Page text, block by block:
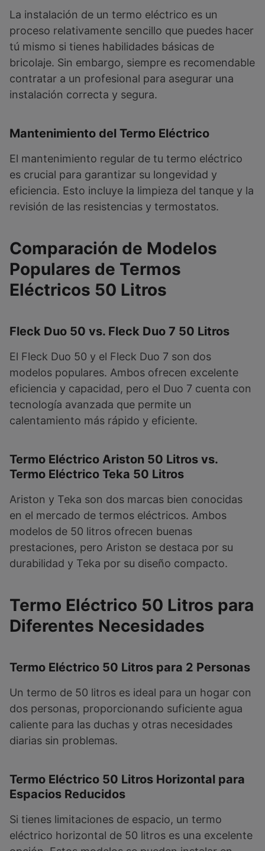
La instalación de un termo eléctrico es un
proceso relativamente sencillo que puedes hacer
tú mismo si tienes habilidades básicas de
bricolaje. Sin embargo, siempre es recomendable
contratar a un profesional para asegurar una
instalación correcta y segura.
Mantenimiento del Termo Eléctrico
El mantenimiento regular de tu termo eléctrico
es crucial para garantizar su longevidad y
eficiencia. Esto incluye la limpieza del tanque y la
revisión de las resistencias y termostatos.
Comparación de Modelos
Populares de Termos
Eléctricos 50 Litros
Fleck Duo 50 vs. Fleck Duo 7 50 Litros
El Fleck Duo 50 y el Fleck Duo 7 son dos
modelos populares. Ambos ofrecen excelente
eficiencia y capacidad, pero el Duo 7 cuenta con
tecnología avanzada que permite un
calentamiento más rápido y eficiente.
Termo Eléctrico Ariston 50 Litros vs.
Termo Eléctrico Teka 50 Litros
Ariston y Teka son dos marcas bien conocidas
en el mercado de termos eléctricos. Ambos
modelos de 50 litros ofrecen buenas
prestaciones, pero Ariston se destaca por su
durabilidad y Teka por su diseño compacto.
Termo Eléctrico 50 Litros para
Diferentes Necesidades
Termo Eléctrico 50 Litros para 2 Personas
Un termo de 50 litros es ideal para un hogar con
dos personas, proporcionando suficiente agua
caliente para las duchas y otras necesidades
diarias sin problemas.
Termo Eléctrico 50 Litros Horizontal para
Espacios Reducidos
Si tienes limitaciones de espacio, un termo
eléctrico horizontal de 50 litros es una excelente